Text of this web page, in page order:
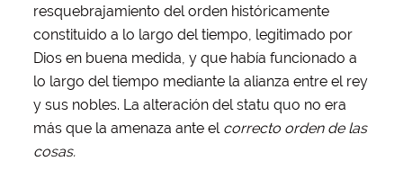
resquebrajamiento del orden históricamente
constituido a lo largo del tiempo, legitimado por
Dios en buena medida, y que había funcionado a
lo largo del tiempo mediante la alianza entre el rey
y sus nobles. La alteración del statu quo no era
más que la amenaza ante el correcto orden de las
cosas.